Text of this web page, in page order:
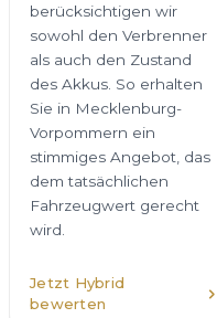
berücksichtigen wir
sowohl den Verbrenner
als auch den Zustand
des Akkus. So erhalten
Sie in Mecklenburg-
Vorpommern ein
stimmiges Angebot, das
dem tatsächlichen
Fahrzeugwert gerecht
wird.
Jetzt Hybrid
bewerten